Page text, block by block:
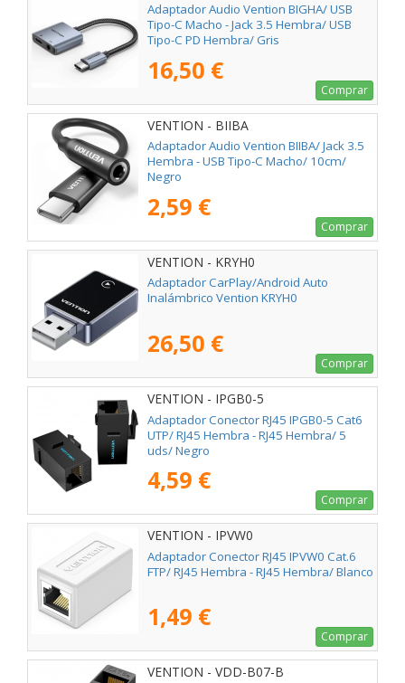
Adaptador Audio Vention BIGHA/ USB
Tipo-C Macho - Jack 3.5 Hembra/ USB
Tipo-C PD Hembra/ Gris
16,50 €
Comprar
VENTION - BIIBA
Adaptador Audio Vention BIIBA/ Jack 3.5
Hembra - USB Tipo-C Macho/ 10cm/
Negro
2,59 €
Comprar
VENTION - KRYH0
Adaptador CarPlay/Android Auto
Inalámbrico Vention KRYH0
26,50 €
Comprar
VENTION - IPGB0-5
Adaptador Conector RJ45 IPGB0-5 Cat6
UTP/ RJ45 Hembra - RJ45 Hembra/ 5
uds/ Negro
4,59 €
Comprar
VENTION - IPVW0
Adaptador Conector RJ45 IPVW0 Cat.6
FTP/ RJ45 Hembra - RJ45 Hembra/ Blanco
1,49 €
Comprar
VENTION - VDD-B07-B